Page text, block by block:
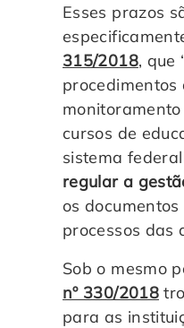
Esses prazos
315/2018, que
procedimentos
cursos de
sistema
regular a
os
processos das
Sob o mesmo
nº 330/2018
para as